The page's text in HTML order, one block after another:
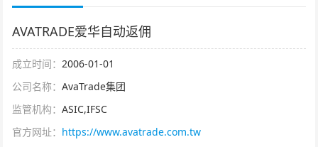
AVATRADE爱华自动返佣
成立时间： 2006-01-01
公司名称： AvaTrade集团
监管机构： ASIC,IFSC
官方网址： https://www.avatrade.com.tw